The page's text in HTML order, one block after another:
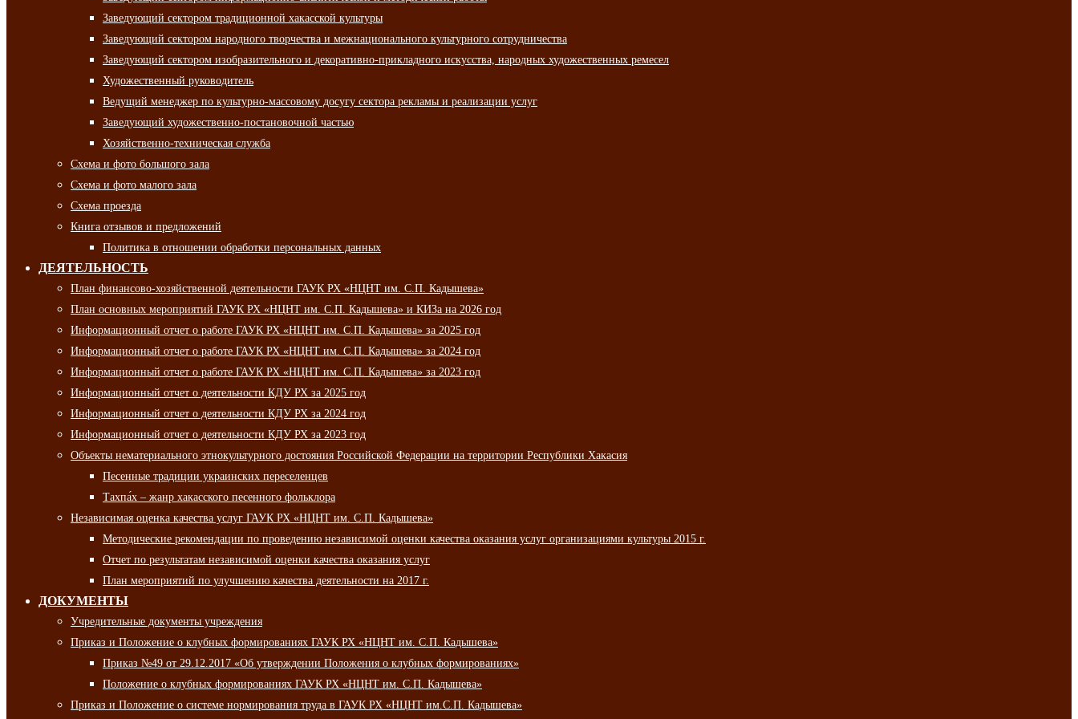
Заведующий сектором традиционной хакасской культуры
Заведующий сектором народного творчества и межнационального культурного сотрудничества
Заведующий сектором изобразительного и декоративно-прикладного искусства, народных художественных ремесел
Художественный руководитель
Ведущий менеджер по культурно-массовому досугу сектора рекламы и реализации услуг
Заведующий художественно-постановочной частью
Хозяйственно-техническая служба
Схема и фото большого зала
Схема и фото малого зала
Схема проезда
Книга отзывов и предложений
Политика в отношении обработки персональных данных
ДЕЯТЕЛЬНОСТЬ
План финансово-хозяйственной деятельности ГАУК РХ «НЦНТ им. С.П. Кадышева»
План основных мероприятий ГАУК РХ «НЦНТ им. С.П. Кадышева» и КИЗа на 2026 год
Информационный отчет о работе ГАУК РХ «НЦНТ им. С.П. Кадышева» за 2025 год
Информационный отчет о работе ГАУК РХ «НЦНТ им. С.П. Кадышева» за 2024 год
Информационный отчет о работе ГАУК РХ «НЦНТ им. С.П. Кадышева» за 2023 год
Информационный отчет о деятельности КДУ РХ за 2025 год
Информационный отчет о деятельности КДУ РХ за 2024 год
Информационный отчет о деятельности КДУ РХ за 2023 год
Объекты нематериального этнокультурного достояния Российской Федерации на территории Республики Хакасия
Песенные традиции украинских переселенцев
Тахпа́х – жанр хакасского песенного фольклора
Независимая оценка качества услуг ГАУК РХ «НЦНТ им. С.П. Кадышева»
Методические рекомендации по проведению независимой оценки качества оказания услуг организациями культуры 2015 г.
Отчет по результатам независимой оценки качества оказания услуг
План мероприятий по улучшению качества деятельности на 2017 г.
ДОКУМЕНТЫ
Учредительные документы учреждения
Приказ и Положение о клубных формированиях ГАУК РХ «НЦНТ им. С.П. Кадышева»
Приказ №49 от 29.12.2017 «Об утверждении Положения о клубных формированиях»
Положение о клубных формированиях ГАУК РХ «НЦНТ им. С.П. Кадышева»
Приказ и Положение о системе нормирования труда в ГАУК РХ «НЦНТ им.С.П. Кадышева»